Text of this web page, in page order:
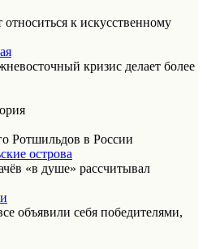
относиться к искусственному
кризис делает более
Ротшильдов в России
острова
«в душе» рассчитывал
объявили себя победителями,